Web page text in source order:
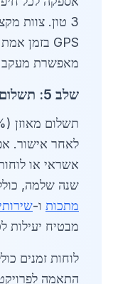
3 טון. צוות
מאפשרת
שלב 5: תשלום ותמיכה לאחר מכירה
לאחר אישור.
אשראי או
שנה שלמה,
מתכות ו-
מבטיח יעילות
התאמה